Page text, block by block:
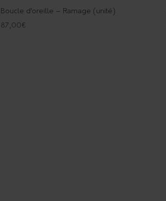
Boucle d’oreille – Ramage (unité)
87,00€